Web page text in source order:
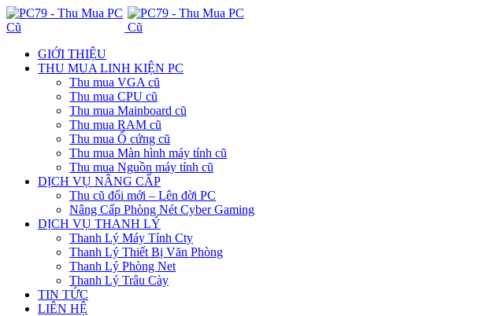
GIỚI THIỆU
THU MUA LINH KIỆN PC
Thu mua VGA cũ
Thu mua CPU cũ
Thu mua Mainboard cũ
Thu mua RAM cũ
Thu mua Ổ cứng cũ
Thu mua Màn hình máy tính cũ
Thu mua Nguồn máy tính cũ
DỊCH VỤ NÂNG CẤP
Thu cũ đổi mới – Lên đời PC
Nâng Cấp Phòng Nét Cyber Gaming
DỊCH VỤ THANH LÝ
Thanh Lý Máy Tính Cty
Thanh Lý Thiết Bị Văn Phòng
Thanh Lý Phòng Net
Thanh Lý Trâu Cày
TIN TỨC
LIÊN HỆ